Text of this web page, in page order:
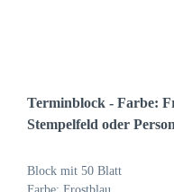
Terminblock - Farbe:
Stempelfeld oder
Block mit 50 Blatt